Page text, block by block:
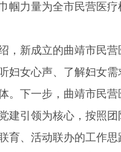
帼力量为全市民营医
新成立的曲靖市民营
妇女心声、了解妇女
。下一步，曲靖市民
建引领为核心，按照
育、活动联办的工作